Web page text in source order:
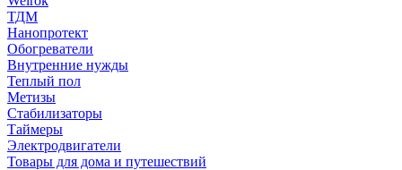
ТДМ
Нанопротект
Обогреватели
Внутренние нужды
Теплый пол
Метизы
Стабилизаторы
Таймеры
Электродвигатели
Товары для дома и путешествий